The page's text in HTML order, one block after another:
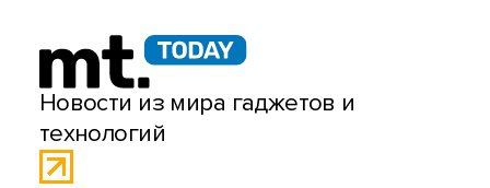
Новости из мира гаджетов и
технологий